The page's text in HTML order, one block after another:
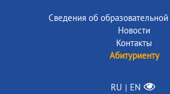
Сведения об
Новости
Контакты
Абитуриенту
RU | EN